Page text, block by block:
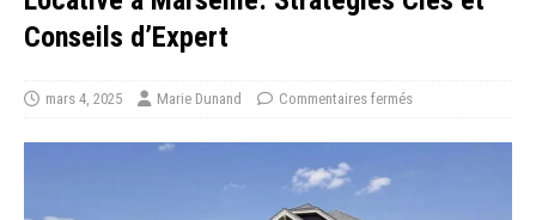
Conseils d’Expert
mars 4, 2025 Marie Dunand Commentaires fermés